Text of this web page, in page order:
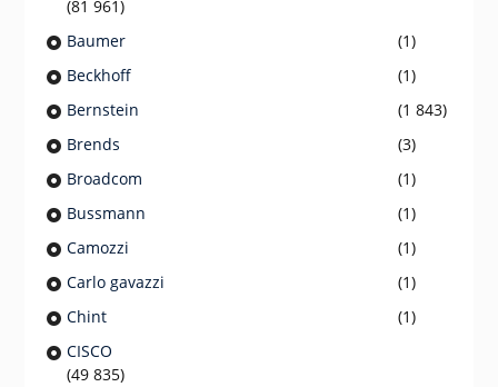
(81 961)
Baumer
(1)
Beckhoff
(1)
Bernstein
(1 843)
Brends
(3)
Broadcom
(1)
Bussmann
(1)
Camozzi
(1)
Carlo gavazzi
(1)
Chint
(1)
CISCO
(49 835)